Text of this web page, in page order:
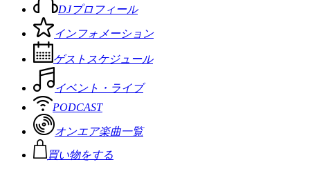
DJプロフィール
インフォメーション
ゲストスケジュール
イベント・ライブ
PODCAST
オンエア楽曲一覧
買い物をする